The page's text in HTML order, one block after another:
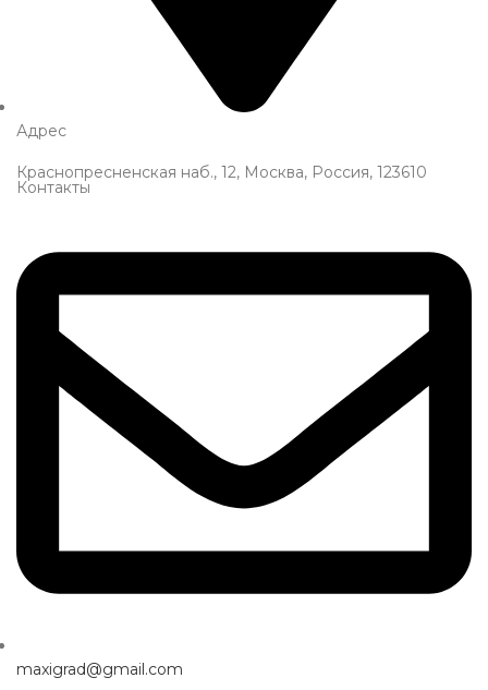
Адрес
Краснопресненская наб., 12, Москва, Россия, 123610
Контакты
maxigrad@gmail.com